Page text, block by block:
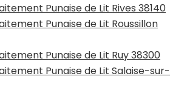
Punaise de Lit Rives 38140
Punaise de Lit Roussillon
Punaise de Lit Ruy 38300
Punaise de Lit Salaise-sur-